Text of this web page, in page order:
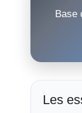
Base
Les